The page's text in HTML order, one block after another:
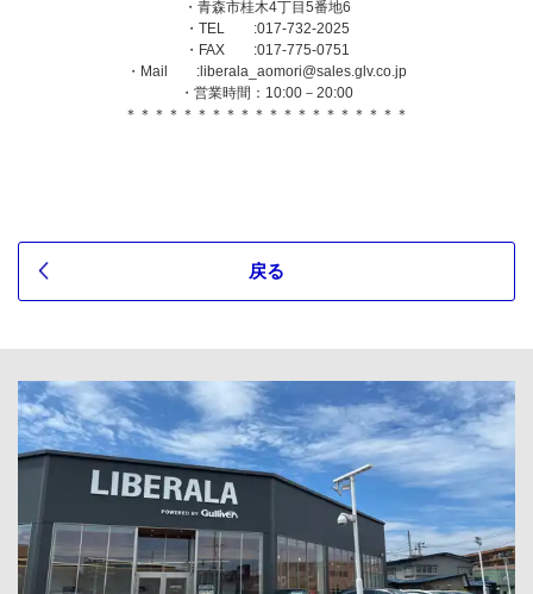
・青森市桂木4丁目5番地6
・TEL :017-732-2025
・FAX :017-775-0751
・Mail :liberala_aomori@sales.glv.co.jp
・営業時間：10:00－20:00
＊＊＊＊＊＊＊＊＊＊＊＊＊＊＊＊＊＊＊＊
戻る